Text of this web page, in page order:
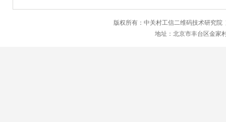
版权所有：中关村工信二维码技术研究院
地址：北京市丰台区金家